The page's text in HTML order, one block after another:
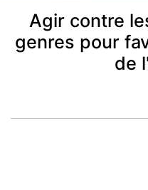
Agir contre
genres pour
de